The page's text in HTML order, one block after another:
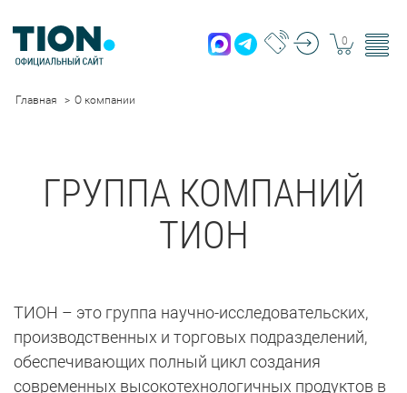
0
Главная О компании
ГРУППА КОМПАНИЙ
ТИОН
ТИОН – это группа научно-исследовательских,
производственных и торговых подразделений,
обеспечивающих полный цикл создания
современных высокотехнологичных продуктов в